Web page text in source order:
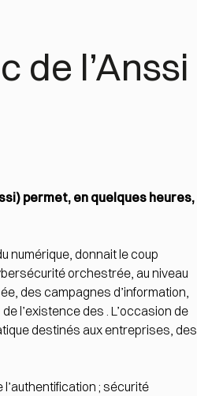
de l’Anssi
permet, en quelques heures,
numérique, donnait le coup
orchestrée, au niveau
des campagnes d’information,
l’existence des . L’occasion de
destinés aux entreprises, des
; sécurité